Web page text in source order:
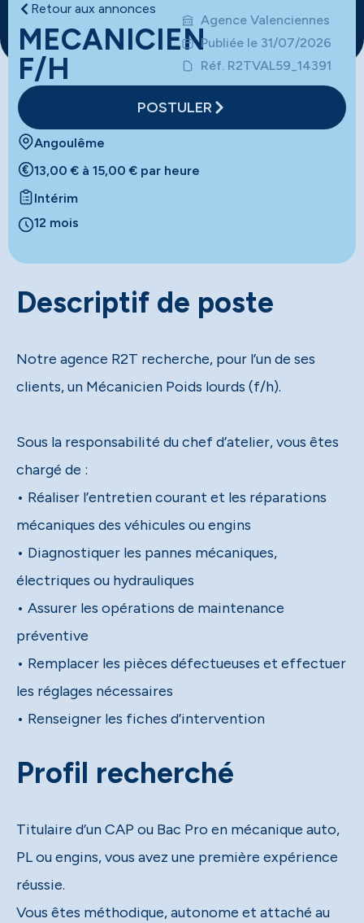
Retour aux annonces
MECANICIEN
F/H
Agence Valenciennes
Publiée le 31/07/2026
Réf. R2TVAL59_14391
POSTULER
Angoulême
13,00 € à 15,00 € par heure
Intérim
12 mois
Descriptif de poste
Notre agence R2T recherche, pour l’un de ses
clients, un Mécanicien Poids lourds (f/h).
Sous la responsabilité du chef d’atelier, vous êtes
chargé de :
• Réaliser l’entretien courant et les réparations
mécaniques des véhicules ou engins
• Diagnostiquer les pannes mécaniques,
électriques ou hydrauliques
• Assurer les opérations de maintenance
préventive
• Remplacer les pièces défectueuses et effectuer
les réglages nécessaires
• Renseigner les fiches d’intervention
Profil recherché
Titulaire d’un CAP ou Bac Pro en mécanique auto,
PL ou engins, vous avez une première expérience
réussie.
Vous êtes méthodique, autonome et attaché au